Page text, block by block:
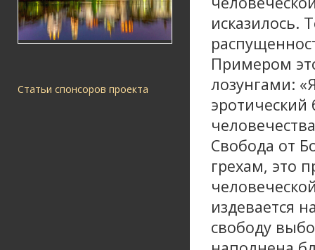
Статьи спонсоров проекта
исказилось.
Примером
лозунгами:
Свобода от
грехам, это
издевается
свободу